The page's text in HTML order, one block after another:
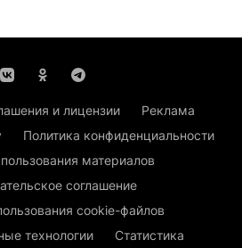
и лицензии
Реклама
Политика конфиденциальности
материалов
соглашение
cookie-файлов
технологии
Статистика